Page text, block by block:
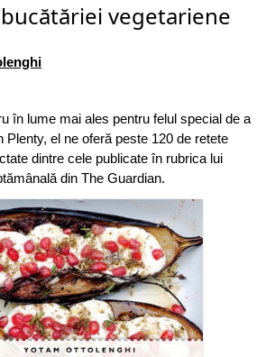
vegetariene
în lume mai ales pentru felul special de a
Plenty, el ne oferă peste 120 de retete
dintre cele publicate în rubrica lui
din The Guardian.